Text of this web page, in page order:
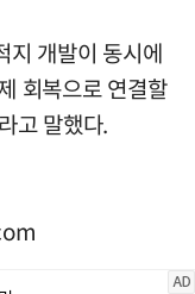
지 개발이 동시에
회복으로 연결할
고 말했다.